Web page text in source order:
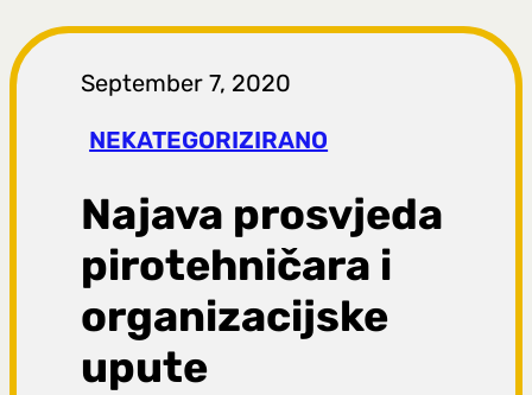
t
r
a
g
a
September 7, 2020
NEKATEGORIZIRANO
Najava prosvjeda
pirotehničara i
organizacijske
upute